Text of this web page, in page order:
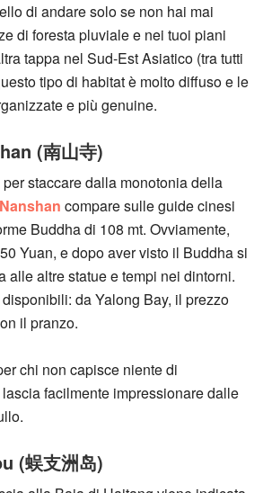
di andare solo se non hai mai
di foresta pluviale e nei tuoi piani
tappa nel Sud-Est Asiatico (tra tutti
tipo di habitat è molto diffuso e le
e più genuine.
(南山寺)
staccare dalla monotonia della
compare sulle guide cinesi
Buddha di 108 mt. Ovviamente,
Yuan, e dopo aver visto il Buddha si
alle altre statue e tempi nei dintorni.
da Yalong Bay, il prezzo
il pranzo.
chi non capisce niente di
facilmente impressionare dalle
(蜈支洲岛)